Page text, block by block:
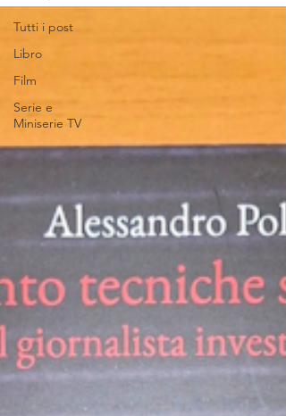
Tutti i post
Libro
Film
Serie e
Miniserie TV